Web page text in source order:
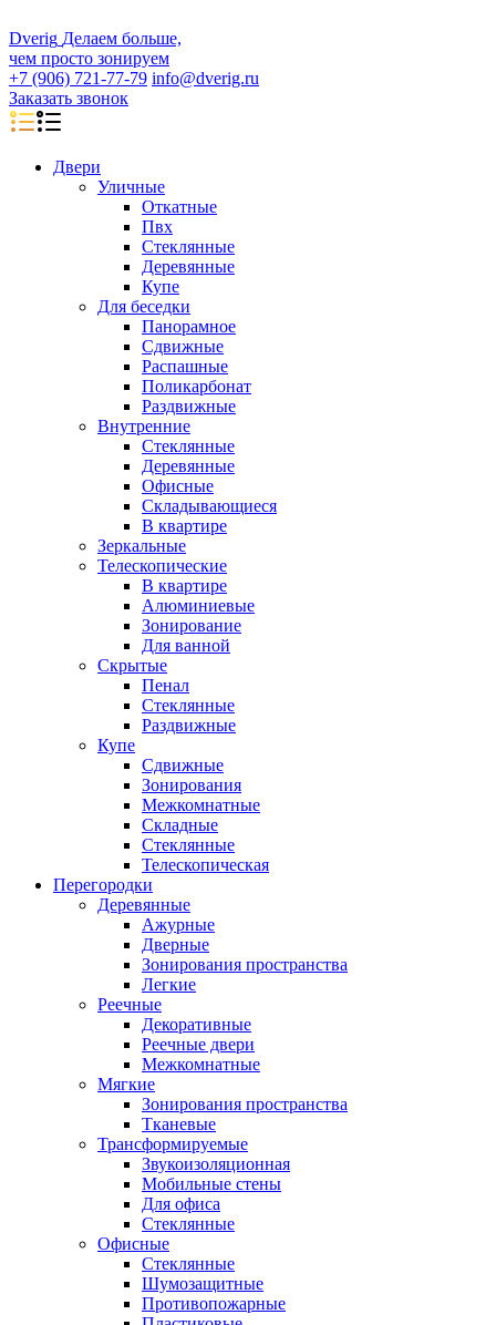
Dverig Делаем больше,
чем просто зонируем
+7 (906) 721-77-79 info@dverig.ru
Заказать звонок
Двери
Уличные
Откатные
Пвх
Стеклянные
Деревянные
Купе
Для беседки
Панорамное
Сдвижные
Распашные
Поликарбонат
Раздвижные
Внутренние
Стеклянные
Деревянные
Офисные
Складывающиеся
В квартире
Зеркальные
Телескопические
В квартире
Алюминиевые
Зонирование
Для ванной
Скрытые
Пенал
Стеклянные
Раздвижные
Купе
Сдвижные
Зонирования
Межкомнатные
Складные
Стеклянные
Телескопическая
Перегородки
Деревянные
Ажурные
Дверные
Зонирования пространства
Легкие
Реечные
Декоративные
Реечные двери
Межкомнатные
Мягкие
Зонирования пространства
Тканевые
Трансформируемые
Звукоизоляционная
Мобильные стены
Для офиса
Стеклянные
Офисные
Стеклянные
Шумозащитные
Противопожарные